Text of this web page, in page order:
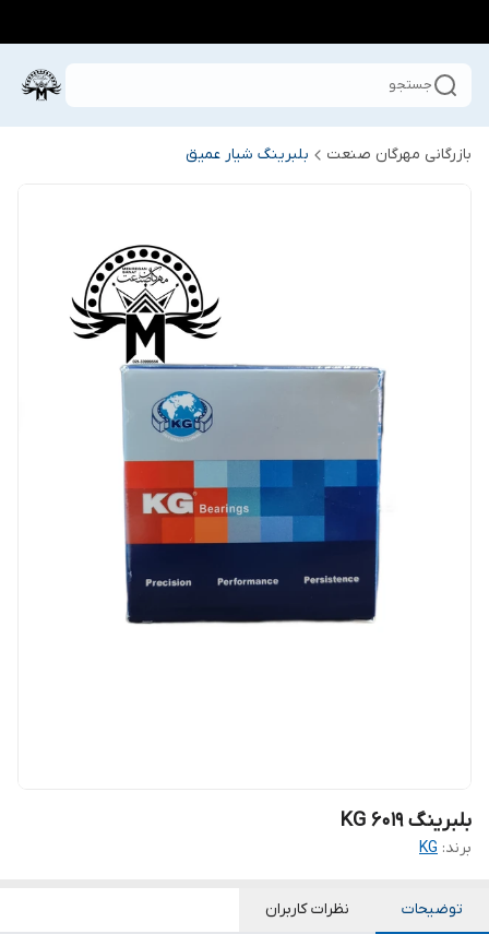
جستجو
بازرگانی مهرگان صنعت بلبرینگ شیار عمیق
بلبرینگ KG 6019
برند: KG
توضیحات نظرات کاربران